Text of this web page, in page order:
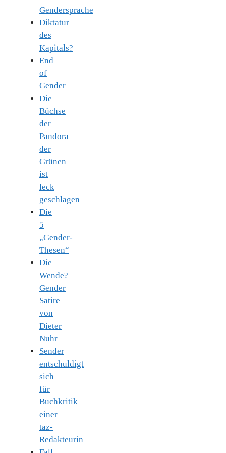
Gendersprache
Diktatur
des
Kapitals?
End
of
Gender
Die
Büchse
der
Pandora
der
Grünen
ist
leck
geschlagen
Die
5
„Gender-
Thesen“
Die
Wende?
Gender
Satire
von
Dieter
Nuhr
Sender
entschuldigt
sich
für
Buchkritik
einer
taz-
Redakteurin